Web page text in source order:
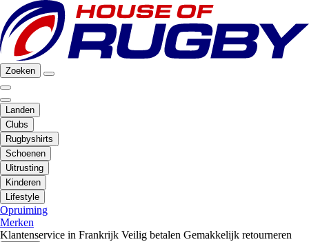
Zoeken
Landen
Clubs
Rugbyshirts
Schoenen
Uitrusting
Kinderen
Lifestyle
Opruiming
Merken
Klantenservice in Frankrijk Veilig betalen Gemakkelijk retourneren